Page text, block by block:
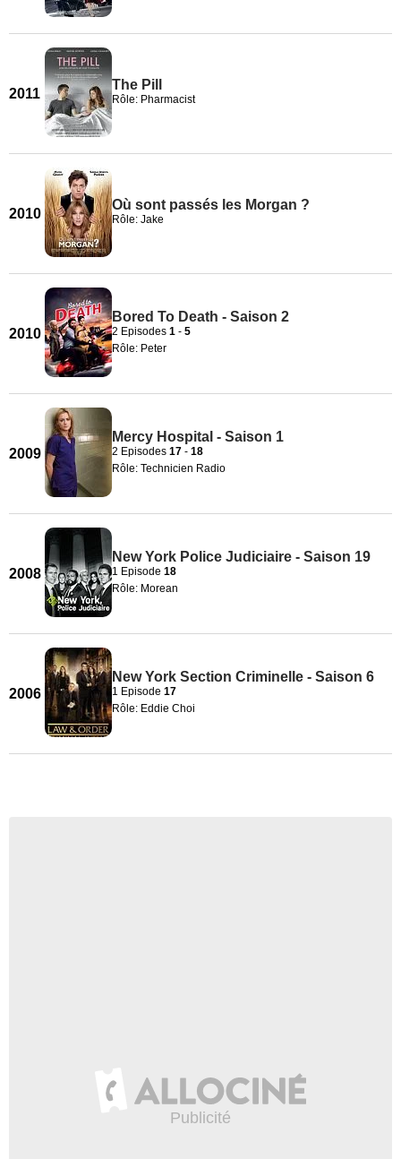
2011
The Pill
Rôle: Pharmacist
2010
Où sont passés les Morgan ?
Rôle: Jake
2010
Bored To Death - Saison 2
2 Episodes 1 - 5
Rôle: Peter
2009
Mercy Hospital - Saison 1
2 Episodes 17 - 18
Rôle: Technicien Radio
2008
New York Police Judiciaire - Saison 19
1 Episode 18
Rôle: Morean
2006
New York Section Criminelle - Saison 6
1 Episode 17
Rôle: Eddie Choi